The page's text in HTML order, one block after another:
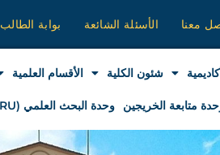
معنا الأسئلة الشائعة بوابة الطالب
شئون الكلية الأقسام العلمية
متابعة الخريجين وحدة البحث العلمي (SRU)